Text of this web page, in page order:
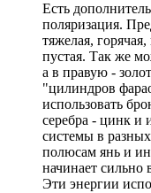
Есть
поляризация.
тяжелая,
пустая. Так же
а в правую -
"цилиндров
использовать
серебра - цинк и
системы в
полюсам янь и
начинает сильно
Эти энергии